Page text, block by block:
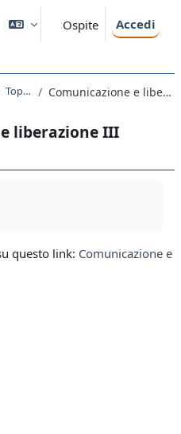
Ospite Accedi
Topic 46 Comunicazione e liberazione III
liberazione III
questo link: Comunicazione e